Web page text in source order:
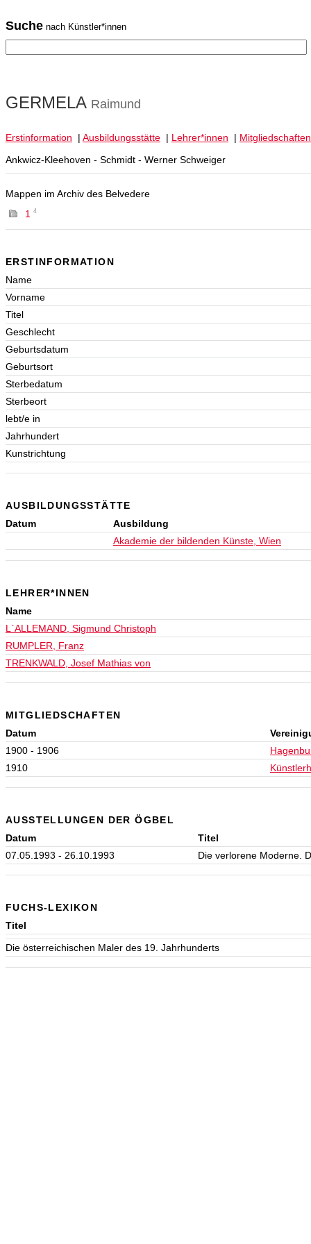
Suche nach Künstler*innen
GERMELA Raimund
Erstinformation | Ausbildungsstätte | Lehrer*innen | Mitgliedschaften
Ankwicz-Kleehoven - Schmidt - Werner Schweiger
Mappen im Archiv des Belvedere
1
4
ERSTINFORMATION
Name
Vorname
Titel
Geschlecht
Geburtsdatum
Geburtsort
Sterbedatum
Sterbeort
lebt/e in
Jahrhundert
Kunstrichtung
AUSBILDUNGSSTÄTTE
Datum
Ausbildung
Akademie der bildenden Künste, Wien
LEHRER*INNEN
Name
L`ALLEMAND, Sigmund Christoph
RUMPLER, Franz
TRENKWALD, Josef Mathias von
MITGLIEDSCHAFTEN
Datum
1900 - 1906
1910
AUSSTELLUNGEN DER ÖGBEL
Datum
Titel
07.05.1993 - 26.10.1993
Die verlorene Moderne.
FUCHS-LEXIKON
Titel
Die österreichischen Maler des 19. Jahrhunderts